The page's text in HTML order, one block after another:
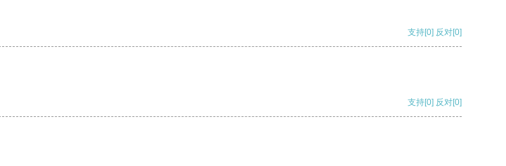
支持[0] 反对[0]
支持[0] 反对[0]